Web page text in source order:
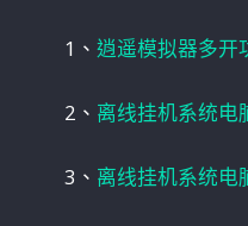
1、 逍遥模拟器多开
2、 离线挂机系统电
3、 离线挂机系统电